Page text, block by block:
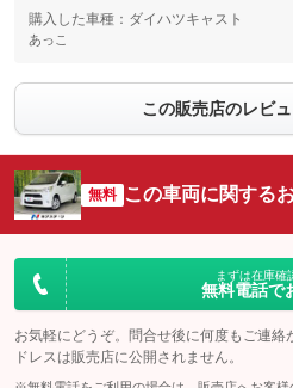
購入した車種：ダイハツキャスト
あっこ
この販売店のレビ
無料 この車両に関する
まずは在庫確
無料電話で
お気軽にどうぞ。問合せ後に何度もご連
ドレスは販売店に公開されません。